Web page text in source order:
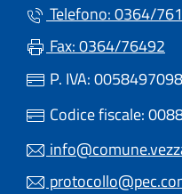
Telefono: 0364/
Fax: 0364/76492
P. IVA:
Codice fiscale: